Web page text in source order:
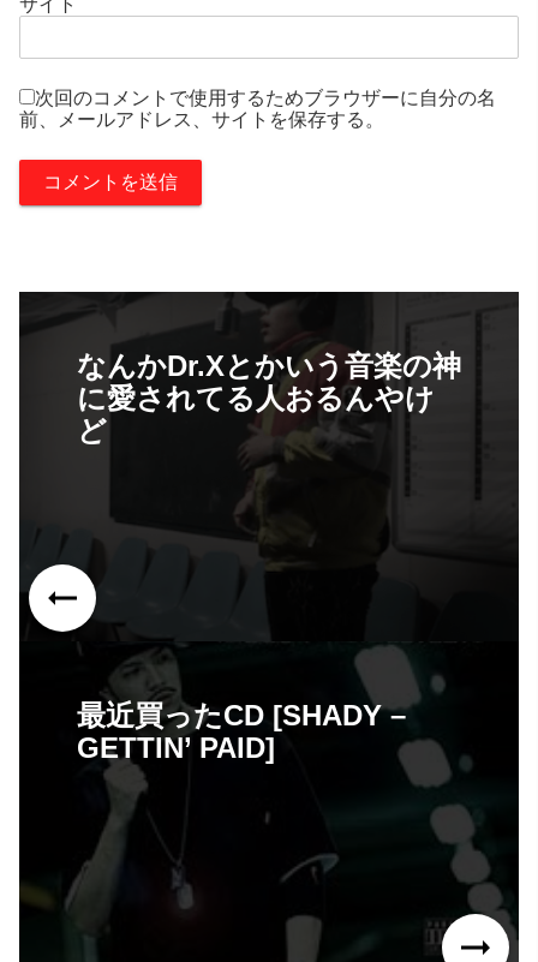
次回のコメントで使用するためブラウザーに自分の名
前、メールアドレス、サイトを保存する。
なんかDr.Xとかいう音楽の神
に愛されてる人おるんやけ
ど
最近買ったCD [SHADY –
GETTIN’ PAID]